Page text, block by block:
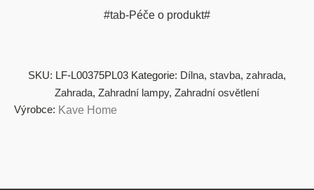
#tab-Péče o produkt#
SKU: LF-L00375PL03 Kategorie: Dílna, stavba, zahrada,
Zahrada, Zahradní lampy, Zahradní osvětlení
Výrobce: Kave Home